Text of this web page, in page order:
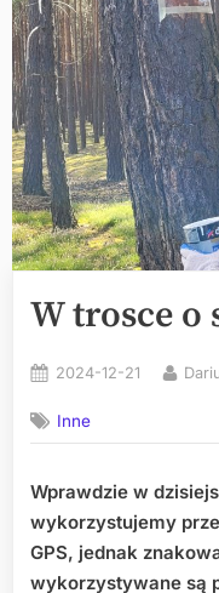
W trosce o
Posted
2024-12-21 By
Inne
Wprawdzie w
wykorzystujemy
GPS, jednak
wykorzystywane są